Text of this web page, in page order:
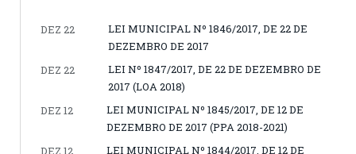
DEZ 22
LEI MUNICIPAL Nº 1846/2017, DE 22 DE
DEZEMBRO DE 2017
DEZ 22
LEI Nº 1847/2017, DE 22 DE DEZEMBRO DE
2017 (LOA 2018)
DEZ 12
LEI MUNICIPAL Nº 1845/2017, DE 12 DE
DEZEMBRO DE 2017 (PPA 2018-2021)
DEZ 12
LEI MUNICIPAL Nº 1844/2017, DE 12 DE